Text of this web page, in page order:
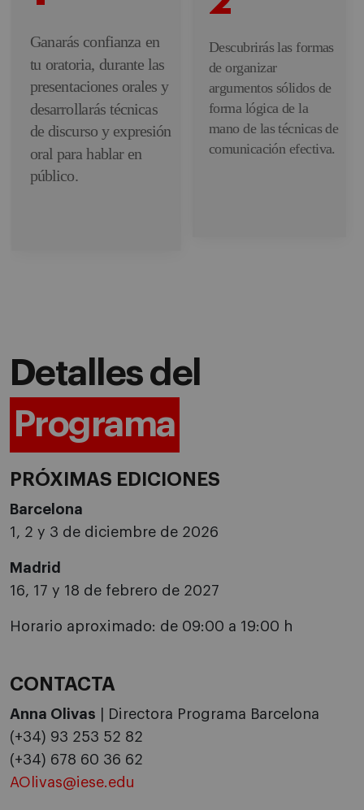
Ganarás confianza en
tu oratoria, durante las
presentaciones orales y
desarrollarás técnicas
de discurso y expresión
oral para hablar en
público.
Descubrirás las formas
de organizar
argumentos sólidos de
forma lógica de la
mano de las técnicas de
comunicación efectiva.
Detalles del
Programa
PRÓXIMAS EDICIONES
Barcelona
1, 2 y 3 de diciembre de 2026
Madrid
16, 17 y 18 de febrero de 2027
Horario aproximado: de 09:00 a 19:00 h
CONTACTA
Anna Olivas
| Directora Programa Barcelona
(+34) 93 253 52 82
(+34) 678 60 36 62
AOlivas@iese.edu